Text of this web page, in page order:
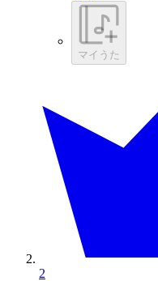
マイうた
2